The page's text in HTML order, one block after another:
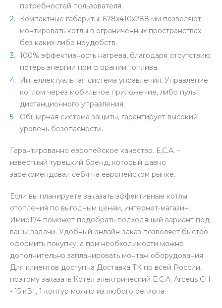
потребностей пользователя.
Компактные габариты: 678х410х288 мм позволяют
монтировать котлы в ограниченных пространствах
без каких-либо неудобств.
100% эффективность нагрева, благодаря отсутствию
потерь энергии при сгорании топлива.
Интеллектуальная система управления. Управление
котлом через мобильное приложение, либо пульт
дистанционного управления.
Обширная система защиты, гарантирует высокий
уровень безопасности.
Гарантированно европейское качество. Е.С.А. –
известный турецкий бренд, который давно
зарекомендовал себя на европейском рынке.
Если вы планируете заказать эффективные котлы
отопления по выгодным ценам, интернет-магазин
Имир174 поможет подобрать подходящий вариант под
ваши задачи. Удобный онлайн-заказ позволяет быстро
оформить покупку, а при необходимости можно
дополнительно запланировать монтаж оборудования.
Для клиентов доступна Доставка ТК по всей России,
поэтому заказать Котел электрический E.C.A. Arceus CH
- 15 кВт, 1 контур можно из любого региона.